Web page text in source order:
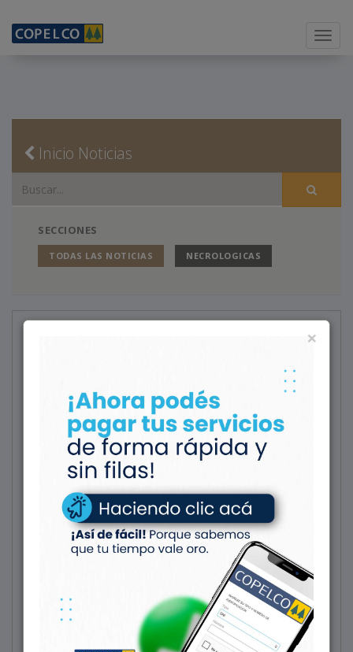
×
Menu
Inicio Noticias
SECCIONES
TODAS LAS NOTICIAS NECROLOGICAS
Elba Ester Bustos (QEPD)
01/02/1944 - 27/10/2023